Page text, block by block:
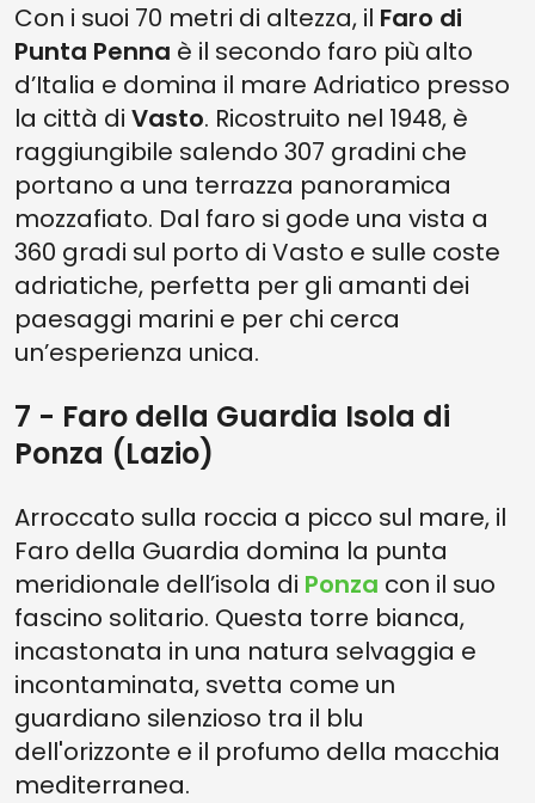
Con i suoi 70 metri di altezza, il Faro di
Punta Penna è il secondo faro più alto
d’Italia e domina il mare Adriatico presso
la città di Vasto. Ricostruito nel 1948, è
raggiungibile salendo 307 gradini che
portano a una terrazza panoramica
mozzafiato. Dal faro si gode una vista a
360 gradi sul porto di Vasto e sulle coste
adriatiche, perfetta per gli amanti dei
paesaggi marini e per chi cerca
un’esperienza unica.
7 - Faro della Guardia Isola di
Ponza (Lazio)
Arroccato sulla roccia a picco sul mare, il
Faro della Guardia domina la punta
meridionale dell’isola di Ponza con il suo
fascino solitario. Questa torre bianca,
incastonata in una natura selvaggia e
incontaminata, svetta come un
guardiano silenzioso tra il blu
dell'orizzonte e il profumo della macchia
mediterranea.